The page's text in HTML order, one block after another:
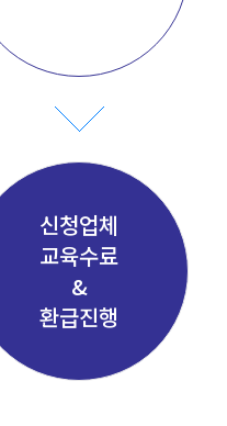
신청업체
교육수료
&
환급진행